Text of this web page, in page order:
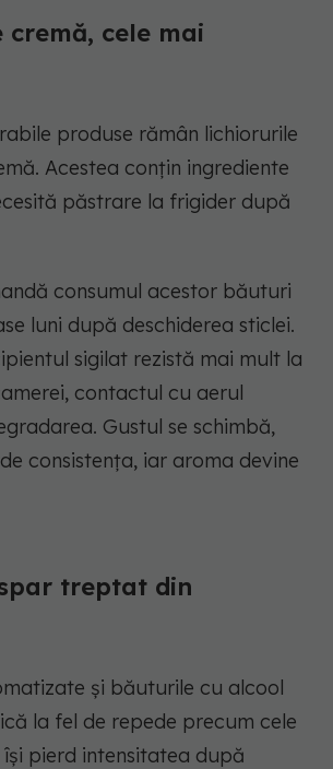
cremă, cele mai
produse rămân lichiorurile
Acestea conțin ingrediente
păstrare la frigider după
consumul acestor băuturi
luni după deschiderea sticlei.
sigilat rezistă mai mult la
contactul cu aerul
Gustul se schimbă,
consistența, iar aroma devine
treptat din
și băuturile cu alcool
la fel de repede precum cele
își pierd intensitatea după